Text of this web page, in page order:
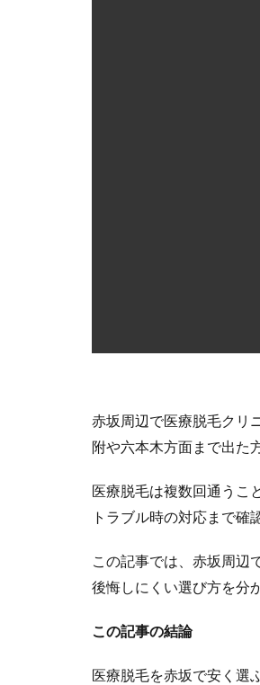
赤坂周辺で医療脱毛クリ
附や六本木方面まで出た
医療脱毛は複数回通うこ
トラブル時の対応まで確
この記事では、 赤坂周辺
後悔しにくい選び方を分
この記事の結論
医療脱毛を赤坂で安く選